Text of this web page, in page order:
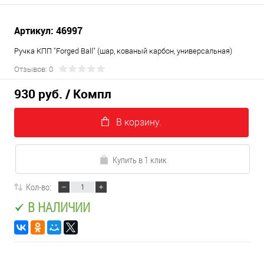
Артикул: 46997
Ручка КПП "Forged Ball" (шар, кованый карбон, универсальная)
Отзывов: 0
930 руб. / Компл
В корзину.
Купить в 1 клик
Кол-во:
В НАЛИЧИИ